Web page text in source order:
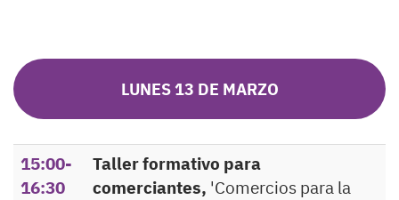
LUNES 13 DE MARZO
15:00-
16:30
Taller formativo para
comerciantes, 'Comercios para la